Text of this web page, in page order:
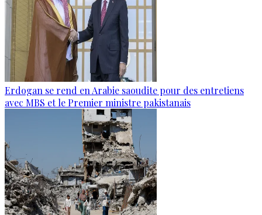
Erdogan se rend en Arabie saoudite pour des entretiens
avec MBS et le Premier ministre pakistanais